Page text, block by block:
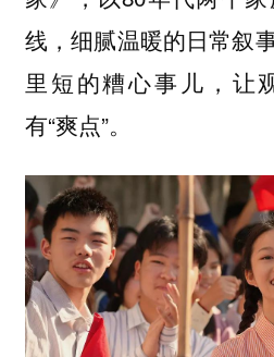
线，细腻温暖的日常叙
里短的糟心事儿，让
有“爽点”。